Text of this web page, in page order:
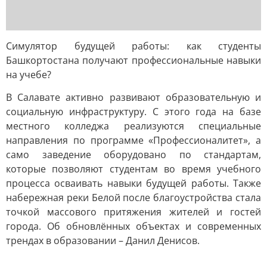
Симулятор будущей работы: как студенты
Башкортостана получают профессиональные навыки
на учебе?
В Салавате активно развивают образовательную и
социальную инфраструктуру. С этого года на базе
местного колледжа реализуются специальные
направления по программе «Профессионалитет», а
само заведение оборудовано по стандартам,
которые позволяют студентам во время учебного
процесса осваивать навыки будущей работы. Также
набережная реки Белой после благоустройства стала
точкой массового притяжения жителей и гостей
города. Об обновлённых объектах и современных
трендах в образовании – Данил Денисов.